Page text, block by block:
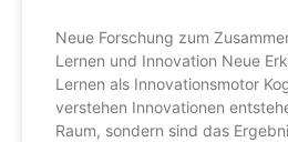
Neue Forschung zum
Lernen und Innovation Neue
Lernen als Innovationsmotor
verstehen Innovationen
Raum, sondern sind das